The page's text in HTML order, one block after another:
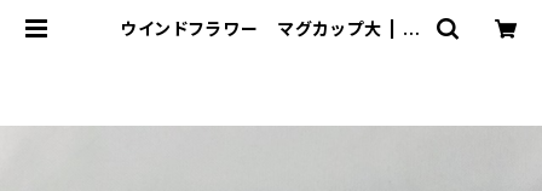
ウインドフラワー マグカップ大 | 波